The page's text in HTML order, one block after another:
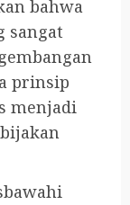
bahwa
sangat
prinsip
menjadi